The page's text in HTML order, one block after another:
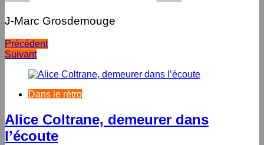
J-Marc Grosdemouge
Navigation
de
l’article
Précédent
Suivant
Dans le rétro
Alice Coltrane, demeurer dans
l’écoute